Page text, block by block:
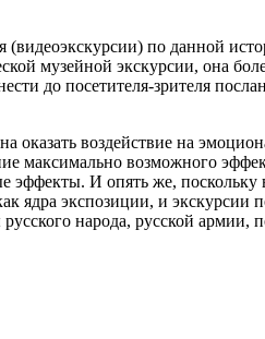
по данной
музейной экскурсии, она
до посетителя-зрителя
воздействие на
максимально возможного
эффекты. И опять же, поскольку
ядра экспозиции, и
народа, русской